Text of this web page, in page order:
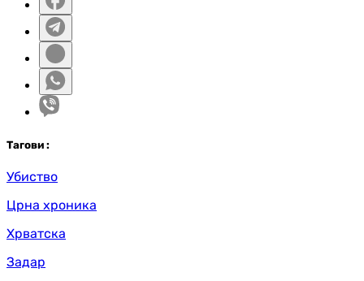
Тагови :
Убиство
Црна хроника
Хрватска
Задар